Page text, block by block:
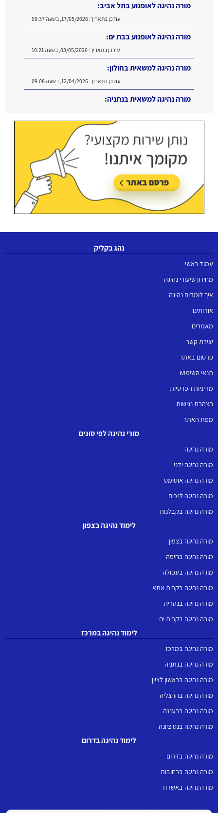
מורה נהיגה לאופנוע בתל אביב:
עודכן בתאריך:17/05/2026, בשעה 09:37
מורה נהיגה לאופנוע בבת ים:
עודכן בתאריך:03/05/2026, בשעה 10:21
מורה נהיגה למשאית בחולון:
עודכן בתאריך:12/04/2026, בשעה 09:08
מורה נהיגה למשאית בנתניה:
נהג בקליק
עמוד ראשי
מחירון שיעורי נהיגה
איך לומדים נהיגה
אודותינו
מאמרים
יצירת קשר
פרסום באתר
תנאי השימוש
מדיניות הפרטיות
הצהרת נגישות
מפת האתר
מורי נהיגה לפי סוגים
מורה נהיגה
מורה נהיגה ידני
מורה נהיגה אוטומט
מורה נהיגה לנכים
מורה נהיגה בקבלנות
לימוד נהיגה בצפון
מורה נהיגה בצפון
מורה נהיגה בחיפה
מורה נהיגה בעפולה
מורה נהיגה בקרית אתא
מורה נהיגה בנהריה
מורה נהיגה בקרית ים
לימוד נהיגה במרכז
מורה נהיגה במרכז
מורה נהיגה בנתניה
מורה נהיגה בראשון לציון
מורה נהיגה בהרצליה
מורה נהיגה ברעננה
מורה נהיגה בנס ציונה
לימוד נהיגה בדרום
מורה נהיגה בדרום
מורה נהיגה ברחובות
מורה נהיגה באשדוד